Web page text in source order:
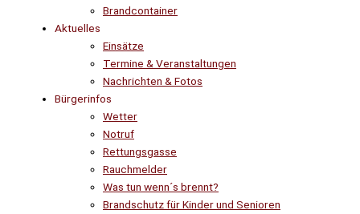
Brandcontainer
Aktuelles
Einsätze
Termine & Veranstaltungen
Nachrichten & Fotos
Bürgerinfos
Wetter
Notruf
Rettungsgasse
Rauchmelder
Was tun wenn´s brennt?
Brandschutz für Kinder und Senioren